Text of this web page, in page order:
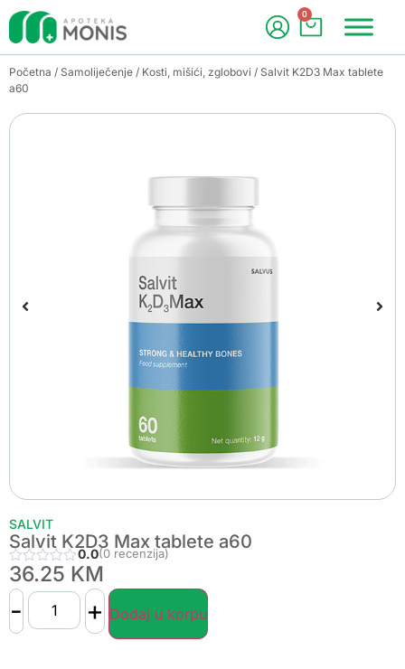
0
Početna / Samoliječenje / Kosti, mišići, zglobovi / Salvit K2D3 Max tablete
a60
SALVIT
Salvit K2D3 Max tablete a60
0.0(0 recenzija)
36.25 KM
- + Dodaj u korpu